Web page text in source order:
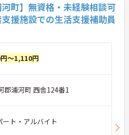
河町】無資格・未経験相談可
援施設での生活支援補助員
～1,110円
郡浦河町 西舎124番1
ート・アルバイト